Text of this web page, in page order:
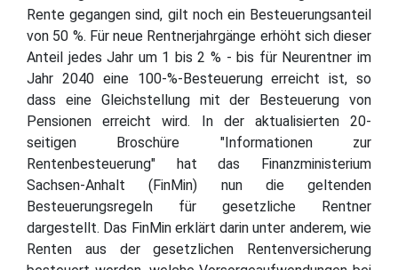
Rente gegangen sind, gilt noch ein Besteuerungsanteil
von 50 %. Für neue Rentnerjahrgänge erhöht sich dieser
Anteil jedes Jahr um 1 bis 2 % - bis für Neurentner im
Jahr 2040 eine 100-%-Besteuerung erreicht ist, so
dass eine Gleichstellung mit der Besteuerung von
Pensionen erreicht wird. In der aktualisierten 20-
seitigen Broschüre "Informationen zur
Rentenbesteuerung" hat das Finanzministerium
Sachsen-Anhalt (FinMin) nun die geltenden
Besteuerungsregeln für gesetzliche Rentner
dargestellt. Das FinMin erklärt darin unter anderem, wie
Renten aus der gesetzlichen Rentenversicherung